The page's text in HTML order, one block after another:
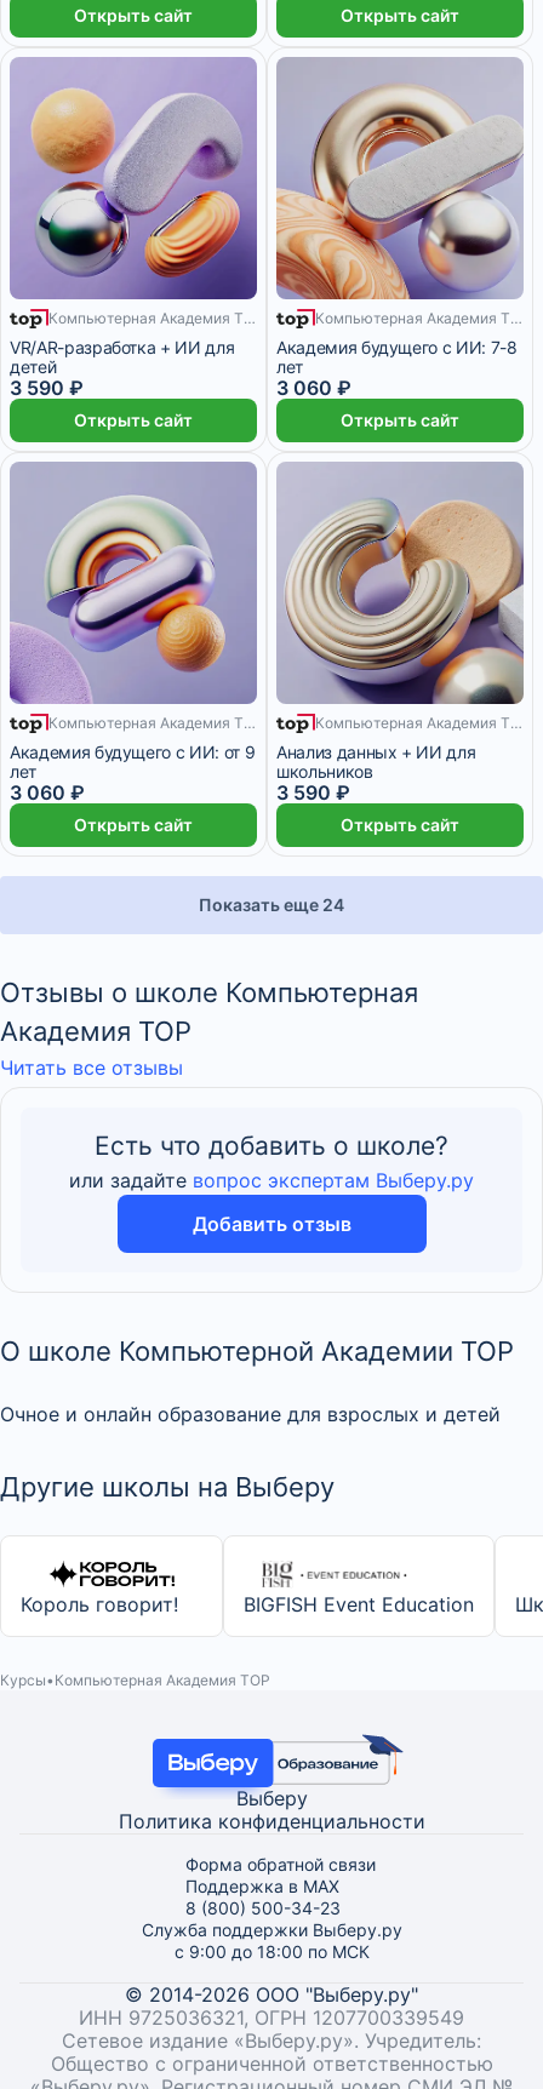
Открыть сайт Открыть сайт
9 месяцев Компьютерная Академия TOP
VR/AR-разработка + ИИ для
детей
3 590 ₽
Открыть сайт
9 месяцев Компьютерная Академия TOP
Академия будущего с ИИ: 7-8
лет
3 060 ₽
Открыть сайт
9 месяцев Компьютерная Академия TOP
Академия будущего с ИИ: от 9
лет
3 060 ₽
Открыть сайт
9 месяцев Компьютерная Академия TOP
Анализ данных + ИИ для
школьников
3 590 ₽
Открыть сайт
Показать еще 24
Отзывы о школе Компьютерная
Академия TOP
Читать все отзывы
Есть что добавить о школе?
или задайте вопрос экспертам Выберу.ру
Добавить отзыв
О школе Компьютерной Академии TOP
Очное и онлайн образование для взрослых и детей
Другие школы на Выберу
Король говорит! BIGFISH Event Education
Курсы Компьютерная Академия TOP
Выберу
Политика конфиденциальности
Форма обратной связи
Поддержка в MAX
8 (800) 500-34-23
Служба поддержки Выберу.ру
с 9:00 до 18:00 по МСК
© 2014-2026 ООО "Выберу.ру"
ИНН 9725036321, ОГРН 1207700339549
Сетевое издание «Выберу.ру». Учредитель:
Общество с ограниченной ответственностью